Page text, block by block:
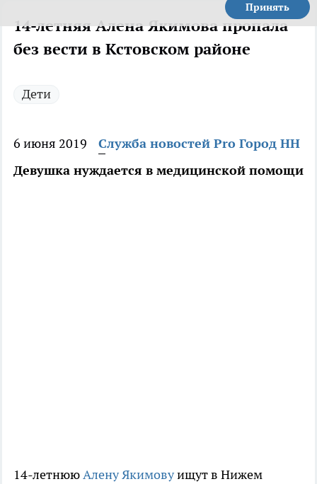
Принять
14-летняя Алена Якимова пропала
без вести в Кстовском районе
Дети
6 июня 2019
Служба новостей Pro Город НН
Девушка нуждается в медицинской помощи
14-летнююАлену Якимовуищут в Нижем